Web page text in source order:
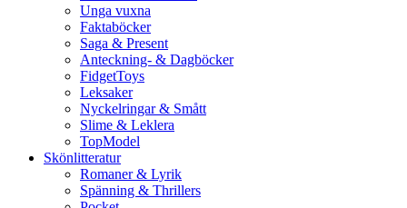
Unga vuxna
Faktaböcker
Saga & Present
Anteckning- & Dagböcker
FidgetToys
Leksaker
Nyckelringar & Smått
Slime & Leklera
TopModel
Skönlitteratur
Romaner & Lyrik
Spänning & Thrillers